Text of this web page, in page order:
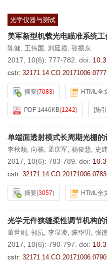
光学仪器与测试
美军新型机载光电瞄准系统
陈健, 王伟国 , 刘廷霞, 张振东
2017, 10(6): 777-782. doi:
cstr: 32171.14.CO.20171006.0777
摘要(7083) HTML全
PDF 1446KB(1242) [施
单端面透射模式长周期光栅
李秋顺, 向栋, 孟庆军, 杨俊慧, 史
2017, 10(6): 783-789. doi:
cstr: 32171.14.CO.20171006.0783
摘要(3057) HTML全
光学元件狭缝柔性调节机构
董世则 , 郭抗, 李显凌, 陈华男 , 张
2017, 10(6): 790-797. doi:
cstr: 32171.14.CO.20171006.0790